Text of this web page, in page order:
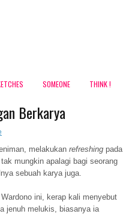
SOMEONE THINK !
Berkarya
melakukan refreshing pada
mungkin apalagi bagi seorang
sebuah karya juga.
ini, kerap kali menyebut
jenuh melukis, biasanya ia